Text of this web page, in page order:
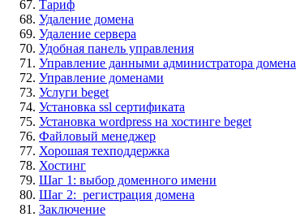
Тариф
Удаление домена
Удаление сервера
Удобная панель управления
Управление данными администратора домена
Управление доменами
Услуги beget
Установка ssl сертификата
Установка wordpress на хостинге beget
Файловый менеджер
Хорошая техподдержка
Хостинг
Шаг 1: выбор доменного имени
Шаг 2: регистрация домена
Заключение